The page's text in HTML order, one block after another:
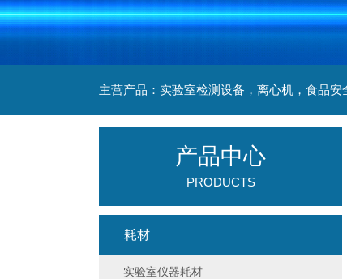
产品中心
PRODUCTS
耗材
实验室仪器耗材